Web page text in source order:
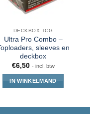
DECKBOX TCG
Ultra Pro Combo –
sleeves en
deckbox
€6,50 - incl. btw
IN WINKELMAND